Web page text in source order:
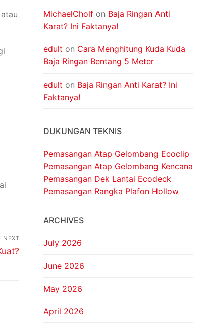
NEXT
MichaelCholf on Baja Ringan Anti
Karat? Ini Faktanya!
edult on Cara Menghitung Kuda Kuda
Baja Ringan Bentang 5 Meter
edult on Baja Ringan Anti Karat? Ini
Faktanya!
DUKUNGAN TEKNIS
Pemasangan Atap Gelombang Ecoclip
Pemasangan Atap Gelombang Kencana
Pemasangan Dek Lantai Ecodeck
Pemasangan Rangka Plafon Hollow
ARCHIVES
July 2026
June 2026
May 2026
April 2026